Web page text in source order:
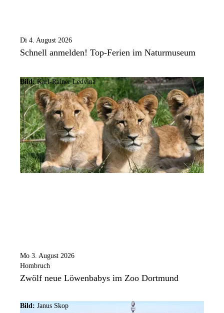
Di 4. August 2026
Schnell anmelden! Top-Ferien im Naturmuseum
Bild: Karl-Rainer Ledvina
Mo 3. August 2026
Hombruch
Zwölf neue Löwenbabys im Zoo Dortmund
Bild: Janus Skop